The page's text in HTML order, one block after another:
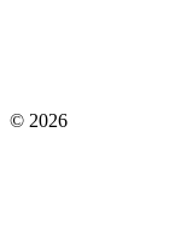
© 2026